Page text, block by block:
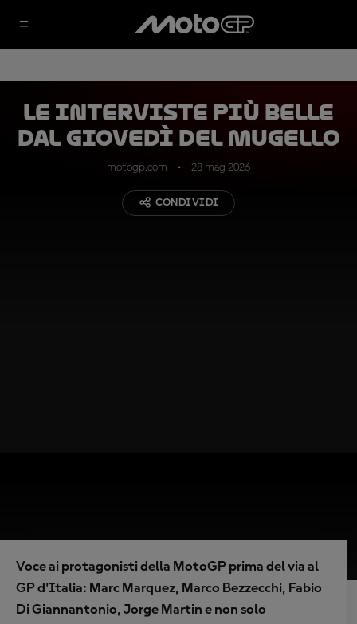
Le interviste più belle
dal giovedì del Mugello
motogp.com 28 mag 2026
CONDIVIDI
Voce ai protagonisti della MotoGP prima del via al
GP d'Italia: Marc Marquez, Marco Bezzecchi, Fabio
Di Giannantonio, Jorge Martin e non solo